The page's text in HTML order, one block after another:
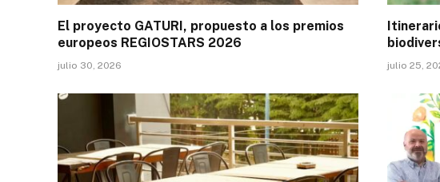
El proyecto GATURI, propuesto a los premios
europeos REGIOSTARS 2026
julio 30, 2026 julio 25,